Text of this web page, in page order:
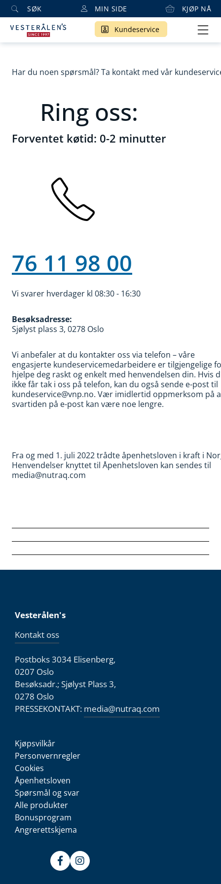
SØK MIN SIDE KJØP NÅ
Kundeservice
Har du noen spørsmål? Ta kontakt med vår
Ring oss:
Forventet køtid: 0-2 minutter
76 11 98 00
Vi svarer hverdager kl 08:30 - 16:30
Besøksadresse:
Sjølyst plass 3, 0278 Oslo
Vi anbefaler at du kontakter oss via telefon – våre
engasjerte kundeservicemedarbeidere er tilgjengelige
hjelpe deg raskt og enkelt med henvendelsen din. Hvis
ikke får tak i oss på telefon, kan du også sende e-post til
kundeservice@vnp.no. Vær imidlertid oppmerksom på
svartiden på e-post kan være noe lengre.
Fra og med 1. juli 2022 trådte åpenhetsloven i kraft i
Henvendelser knyttet til Åpenhetsloven kan sendes til
media@nutraq.com
Vesterålen's
Kontakt oss
Postboks 3034 Elisenberg,
0207 Oslo
Besøksadr.; Sjølyst Plass 3,
0278 Oslo
PRESSEKONTAKT: media@nutraq.com
Kjøpsvilkår
Personvernregler
Cookies
Åpenhetsloven
Spørsmål og svar
Alle produkter
Bonusprogram
Angrerettskjema